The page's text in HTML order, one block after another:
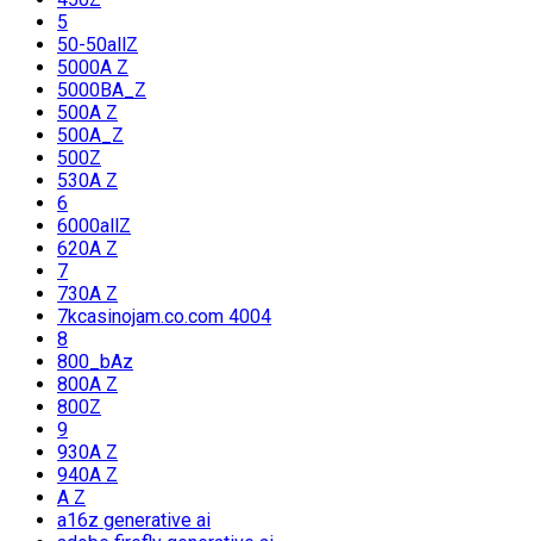
5
50-50allZ
5000A Z
5000BA_Z
500A Z
500A_Z
500Z
530A Z
6
6000allZ
620A Z
7
730A Z
7kcasinojam.co.com 4004
8
800_bAz
800A Z
800Z
9
930A Z
940A Z
A Z
a16z generative ai